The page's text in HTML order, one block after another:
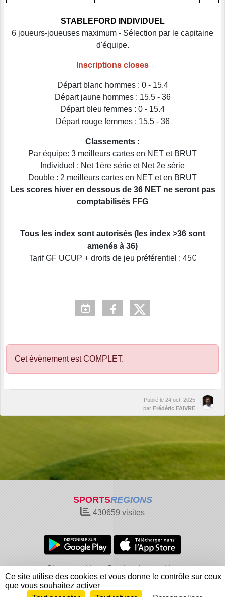
STABLEFORD INDIVIDUEL
6 joueurs-joueuses maximum - Sélection par le capitaine
d'équipe.
Inscriptions closes
Départ blanc hommes : 0 - 15.4
Départ jaune hommes : 15.5 - 36
Départ bleu femmes : 0 - 15.4
Départ rouge femmes : 15.5 - 36
Classements :
Par équipe: 3 meilleurs cartes en NET et BRUT
Individuel : Net 1ère série et Net 2e série
Double : 2 meilleurs cartes en NET et en BRUT
Les scores hiver en dessous de 36 NET ne seront pas
comptabilisés FFG
Tous les index sont autorisés (les index >36 sont
amenés à 36)
Tarif GF UCUP + droits de jeu préférentiel : 45€
Cet évènement estCOMPLET.
Publié le 24 oct. 2025
par Frédéric FAIVRE
SPORTSREGIONS
430659 visites
Charte cookies
Gestion des cookies
Informations légales
Signaler un contenu inapproprié
Ce site utilise des cookies et vous donne le contrôle sur ceux
que vous souhaitez activer